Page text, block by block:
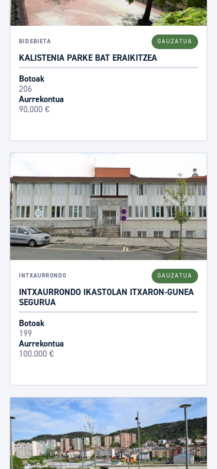
BIDEBIETA GAUZATUA
KALISTENIA PARKE BAT ERAIKITZEA
Botoak
206
Aurrekontua
90.000 €
INTXAURRONDO GAUZATUA
INTXAURRONDO IKASTOLAN ITXARON-GUNEA
SEGURUA
Botoak
199
Aurrekontua
100.000 €